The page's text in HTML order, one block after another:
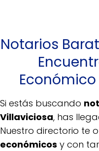
Notarios
Si estás buscando
Villaviciosa, has
Nuestro directorio te
económicos y con